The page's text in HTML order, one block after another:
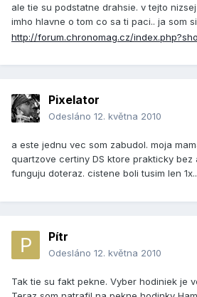
ale tie su podstatne drahsie. v tejto
imho hlavne o tom co sa ti paci.. ja som
http://forum.chronomag.cz/
Pixelator
Odesláno 12. května 2010
a este jednu vec som zabudol. moja
quartzove certiny DS ktore prakticky bez
funguju doteraz. cistene boli tusim len 1x..
Pítr
Odesláno 12. května 2010
Tak tie su fakt pekne. Vyber hodiniek je